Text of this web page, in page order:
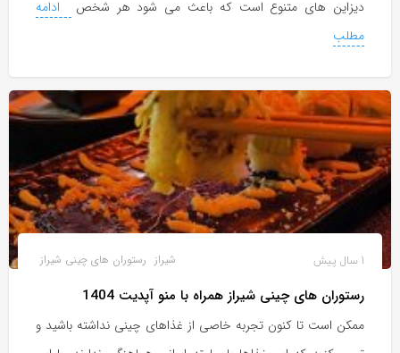
دیزاین های متنوع است که باعث می شود هر شخص
ادامه
مطلب
شیراز رستوران های چینی شیراز
رستوران های چینی شیراز همراه با منو آپدیت 1404
ممکن است تا کنون تجربه خاصی از غذاهای چینی نداشته باشید و